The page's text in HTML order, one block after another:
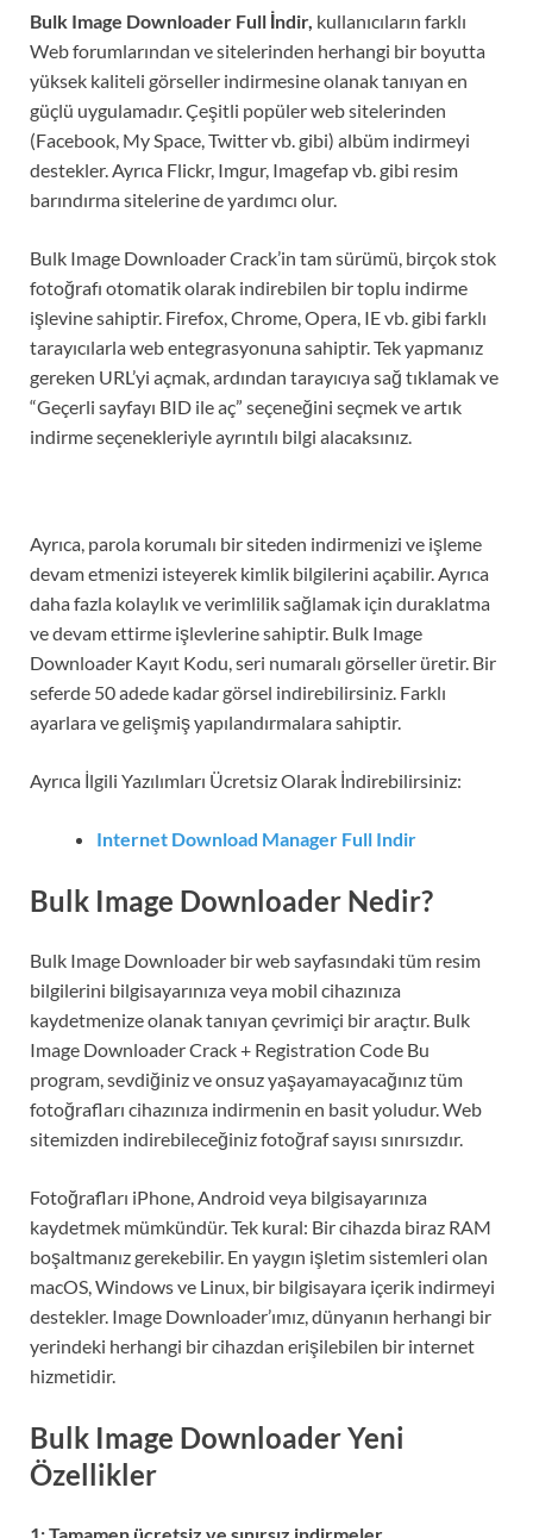
Bulk Image Downloader Full İndir, kullanıcıların farklı
Web forumlarından ve sitelerinden herhangi bir boyutta
yüksek kaliteli görseller indirmesine olanak tanıyan en
güçlü uygulamadır. Çeşitli popüler web sitelerinden
(Facebook, My Space, Twitter vb. gibi) albüm indirmeyi
destekler. Ayrıca Flickr, Imgur, Imagefap vb. gibi resim
barındırma sitelerine de yardımcı olur.
Bulk Image Downloader Crack’in tam sürümü, birçok stok
fotoğrafı otomatik olarak indirebilen bir toplu indirme
işlevine sahiptir. Firefox, Chrome, Opera, IE vb. gibi farklı
tarayıcılarla web entegrasyonuna sahiptir. Tek yapmanız
gereken URL’yi açmak, ardından tarayıcıya sağ tıklamak ve
“Geçerli sayfayı BID ile aç” seçeneğini seçmek ve artık
indirme seçenekleriyle ayrıntılı bilgi alacaksınız.
Ayrıca, parola korumalı bir siteden indirmenizi ve işleme
devam etmenizi isteyerek kimlik bilgilerini açabilir. Ayrıca
daha fazla kolaylık ve verimlilik sağlamak için duraklatma
ve devam ettirme işlevlerine sahiptir. Bulk Image
Downloader Kayıt Kodu, seri numaralı görseller üretir. Bir
seferde 50 adede kadar görsel indirebilirsiniz. Farklı
ayarlara ve gelişmiş yapılandırmalara sahiptir.
Ayrıca İlgili Yazılımları Ücretsiz Olarak İndirebilirsiniz:
Internet Download Manager Full Indir
Bulk Image Downloader Nedir?
Bulk Image Downloader bir web sayfasındaki tüm resim
bilgilerini bilgisayarınıza veya mobil cihazınıza
kaydetmenize olanak tanıyan çevrimiçi bir araçtır. Bulk
Image Downloader Crack + Registration Code Bu
program, sevdiğiniz ve onsuz yaşayamayacağınız tüm
fotoğrafları cihazınıza indirmenin en basit yoludur. Web
sitemizden indirebileceğiniz fotoğraf sayısı sınırsızdır.
Fotoğrafları iPhone, Android veya bilgisayarınıza
kaydetmek mümkündür. Tek kural: Bir cihazda biraz RAM
boşaltmanız gerekebilir. En yaygın işletim sistemleri olan
macOS, Windows ve Linux, bir bilgisayara içerik indirmeyi
destekler. Image Downloader’ımız, dünyanın herhangi bir
yerindeki herhangi bir cihazdan erişilebilen bir internet
hizmetidir.
Bulk Image Downloader Yeni
Özellikler
1: Tamamen ücretsiz ve sınırsız indirmeler.